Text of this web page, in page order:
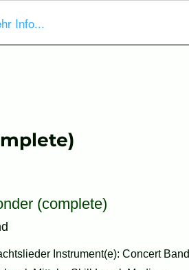
Info...
(complete)
Instrument(e): Concert Band